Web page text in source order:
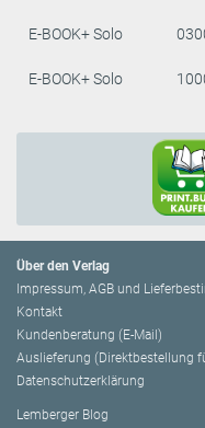
E-BOOK+ Solo
E-BOOK+ Solo
Über den Verlag
Impressum, AGB und
Kontakt
Kundenberatung (E-Mail)
Auslieferung (Direktbestellung
Datenschutzerklärung
Lemberger Blog